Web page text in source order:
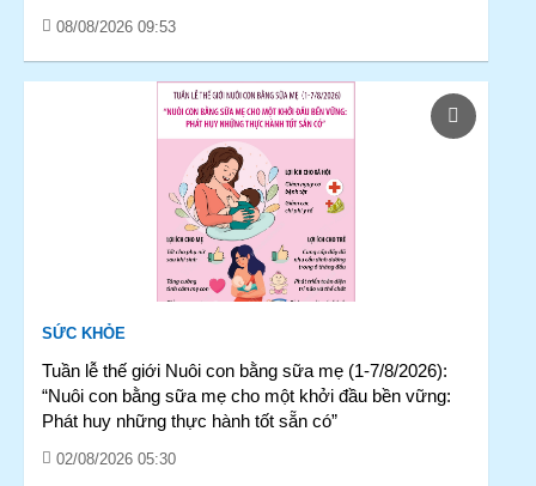
08/08/2026 09:53
SỨC KHỎE
Tuần lễ thế giới Nuôi con bằng sữa mẹ (1-7/8/2026):
“Nuôi con bằng sữa mẹ cho một khởi đầu bền vững:
Phát huy những thực hành tốt sẵn có”
02/08/2026 05:30